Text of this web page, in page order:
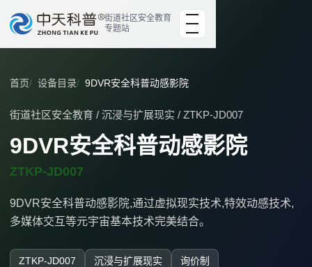
街道社区安全教育
专题站
首页 设备目录 9DVR安全科普动感影院
街道社区安全教育 / 沉浸与扩展现实 / ZTKP-JD007
9DVR安全科普动感影院
ZTKP-JD007
9DVR安全科普动感影院,通过虚拟现实技术,特效动感技术,
多媒体交互等元宇宙基本技术完美结合。
ZTKP-JD007 沉浸与扩展现实 询价制